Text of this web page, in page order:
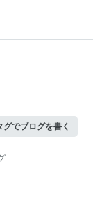
グでブログを書く